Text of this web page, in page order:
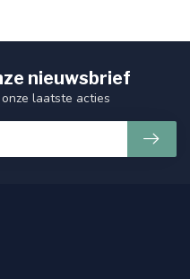
nieuwsbrief
laatste acties